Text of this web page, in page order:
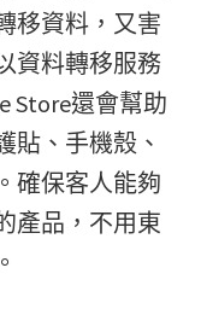
移資料，又害
資料轉移服務
Store還會幫助
貼、手機殼、
確保客人能夠
產品，不用東